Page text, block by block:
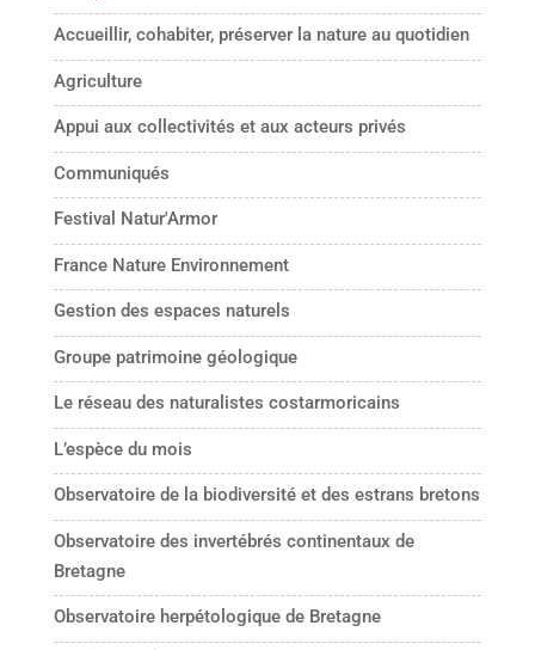
Accueillir, cohabiter, préserver la nature au quotidien
Agriculture
Appui aux collectivités et aux acteurs privés
Communiqués
Festival Natur'Armor
France Nature Environnement
Gestion des espaces naturels
Groupe patrimoine géologique
Le réseau des naturalistes costarmoricains
L’espèce du mois
Observatoire de la biodiversité et des estrans bretons
Observatoire des invertébrés continentaux de
Bretagne
Observatoire herpétologique de Bretagne